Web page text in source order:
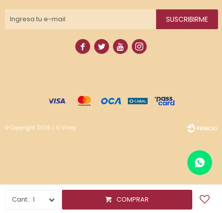
1 COMPRAR
SUSCRIBIRME
   
© Copyright 2026 / El Virrey
Fenicio